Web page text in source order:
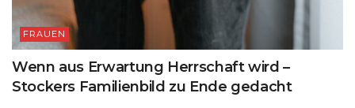
FRAUEN
Wenn aus Erwartung Herrschaft wird –
Stockers Familienbild zu Ende gedacht